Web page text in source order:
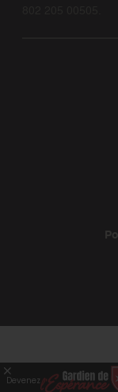
Devenez